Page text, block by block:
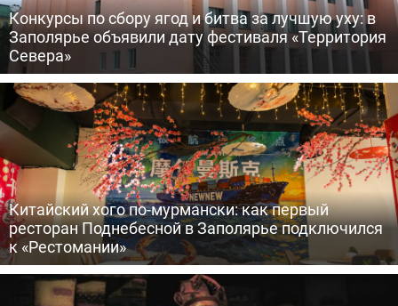
Конкурсы по сбору ягод и битва за лучшую уху: в
Заполярье объявили дату фестиваля «Территория
Севера»
Китайский хого по-мурмански: как первый
ресторан Поднебесной в Заполярье подключился
к «Рестомании»